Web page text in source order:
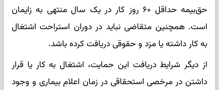
حق‌بیمه حداقل ۶۰ روز کار در یک سال منتهی به زایمان
است. همچنین متقاضی نباید در دوران استراحت اشتغال
به کار داشته یا مزد و حقوقی دریافت کرده باشد.
از دیگر شرایط دریافت این حمایت، اشتغال به کار یا قرار
داشتن در مرخصی استحقاقی در زمان اعلام بیماری و وجود